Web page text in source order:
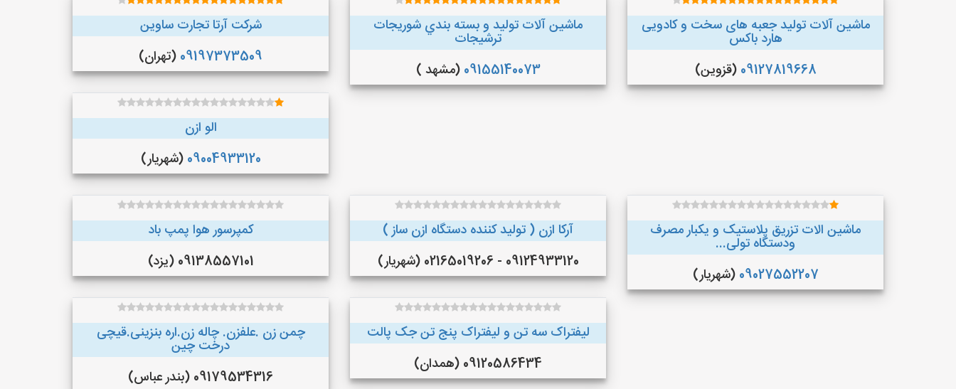
ماشین آلات تولید جعبه های سخت و کادویی
هارد باکس
09127819668 (قزوین)
ماشین آلات توليد و بسته بندي شوريجات
ترشيجات
09155140073 (مشهد )
شرکت آرتا تجارت ساوین
09197373509 (تهران)
الو ازن
09004933120 (شهریار)
ماشین الات تزریق پلاستیک و یکبار مصرف
ودستگاه تولی...
09027552207 (شهریار)
آرکا ازن ( تولید کننده دستگاه ازن ساز )
09124933120 - 02165019206 (شهریار)
کمپرسور هوا پمپ باد
09138557101 (یزد)
لیفتراک سه تن و لیفتراک پنج تن جک پالت
09120586434 (همدان)
چمن زن .علفزن. چاله زن.اره بنزینی.قیچی
درخت چین
09179534316 (بندر عباس)